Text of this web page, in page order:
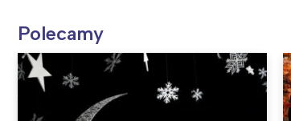
Polecamy